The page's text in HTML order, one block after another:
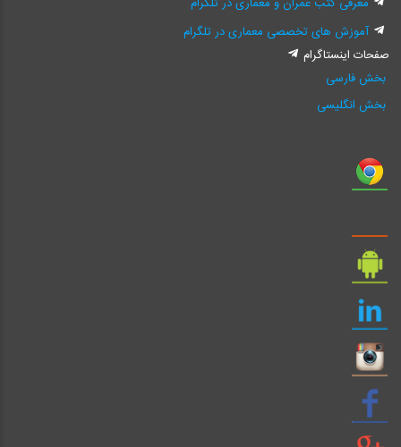
معرفی کتب عمران و معماری در تلگرام
آموزش های تخصصی معماری در تلگرام
صفحات اینستاگرام
بخش فارسی
بخش انگلیسی